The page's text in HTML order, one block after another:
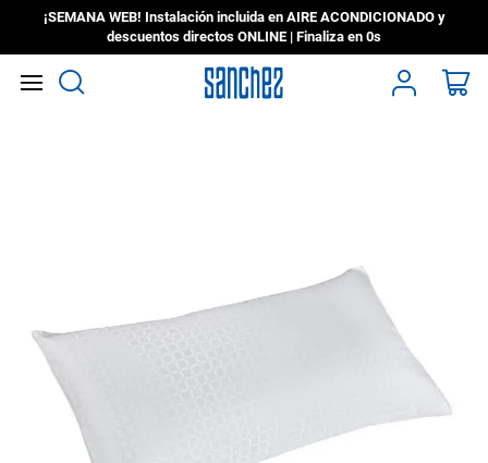
¡SEMANA WEB! Instalación incluida en AIRE ACONDICIONADO y
descuentos directos ONLINE | Finaliza en 0s
imágenes